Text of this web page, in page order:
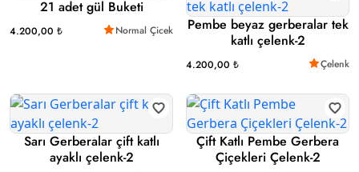
21 adet gül Buketi
4.200,00 ₺ Normal Çicek
Pembe beyaz gerberalar tek
katlı çelenk-2
4.200,00 ₺ Çelenk
Sarı Gerberalar çift katlı
ayaklı çelenk-2
Çift Katlı Pembe Gerbera
Çiçekleri Çelenk-2